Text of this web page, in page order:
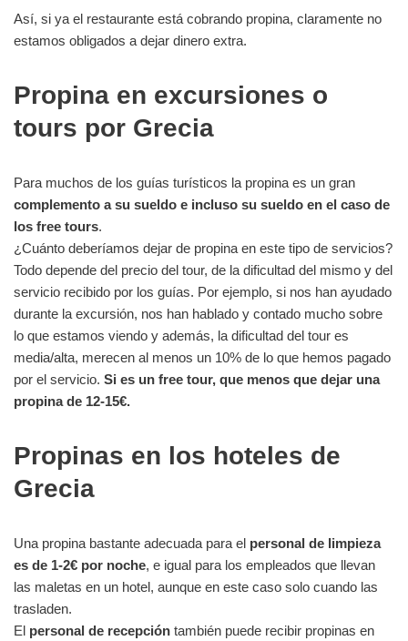
Así, si ya el restaurante está cobrando propina, claramente no
estamos obligados a dejar dinero extra.
Propina en excursiones o
tours por Grecia
Para muchos de los guías turísticos la propina es un gran
complemento a su sueldo e incluso su sueldo en el caso de
los free tours.
¿Cuánto deberíamos dejar de propina en este tipo de servicios?
Todo depende del precio del tour, de la dificultad del mismo y del
servicio recibido por los guías. Por ejemplo, si nos han ayudado
durante la excursión, nos han hablado y contado mucho sobre
lo que estamos viendo y además, la dificultad del tour es
media/alta, merecen al menos un 10% de lo que hemos pagado
por el servicio. Si es un free tour, que menos que dejar una
propina de 12-15€.
Propinas en los hoteles de
Grecia
Una propina bastante adecuada para el personal de limpieza
es de 1-2€ por noche, e igual para los empleados que llevan
las maletas en un hotel, aunque en este caso solo cuando las
trasladen.
El personal de recepción también puede recibir propinas en